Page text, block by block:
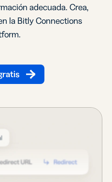
adecuada. Crea,
la Bitly Connections